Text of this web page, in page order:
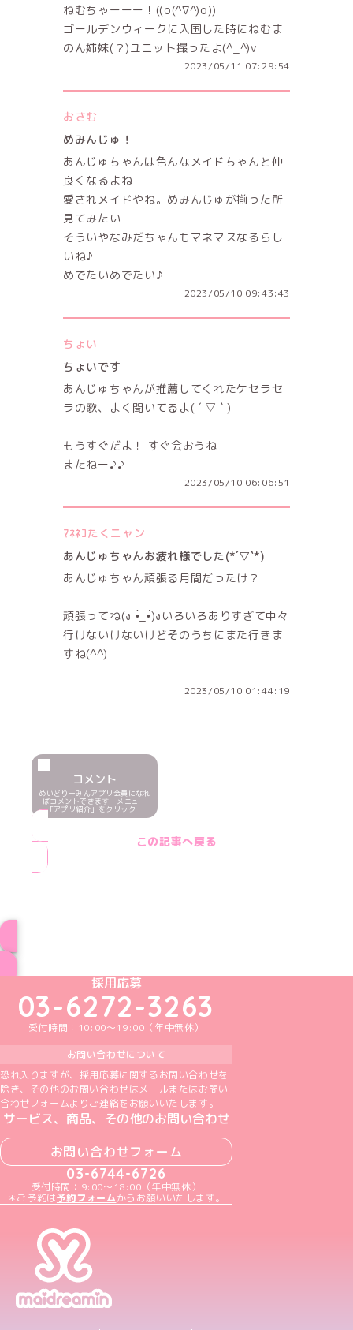
ねむちゃーーー！((o(^∇^)o))
ゴールデンウィークに入国した時にねむま
のん姉妹(？)ユニット撮ったよ(^_^)v
2023/05/11 07:29:54
おさむ
めみんじゅ！
あんじゅちゃんは色んなメイドちゃんと仲
良くなるよね
愛されメイドやね。めみんじゅが揃った所
見てみたい
そういやなみだちゃんもマネマスなるらし
いね♪
めでたいめでたい♪
2023/05/10 09:43:43
ちょい
ちょいです
あんじゅちゃんが推薦してくれたケセラセ
ラの歌、よく聞いてるよ( ´ ▽ ` )
もうすぐだよ！ すぐ会おうね
またねー♪♪
2023/05/10 06:06:51
ﾏﾈﾈｺたくニャン
あんじゅちゃんお疲れ様でした(*´▽`*)
あんじゅちゃん頑張る月間だったけ？
頑張ってね(ง •̀_•́)งいろいろありすぎて中々
行けないけないけどそのうちにまた行きま
すね(^^)
2023/05/10 01:44:19
コメント
めいどりーみんアプリ会員になれ
ばコメントできます！メニュー
「アプリ紹介」をクリック！
この記事へ戻る
めいどりーみんTikTok公式アカウント
めいどりーみんX公式アカウント
めいどりーみんInstagram公式アカウント
めいどりーみんFacebook公式アカウン
めいどりーみんYouTube公式アカ
採用応募
03-6272-3263
受付時間：10:00～19:00（年中無休）
お問い合わせについて
恐れ入りますが、採用応募に関するお問い合わせを
除き、その他のお問い合わせはメールまたはお問い
合わせフォームよりご連絡をお願いいたします。
サービス、商品、その他のお問い合わせ
お問い合わせフォーム
03-6744-6726
受付時間：9:00～18:00（年中無休）
＊ご予約は予約フォームからお願いいたします。